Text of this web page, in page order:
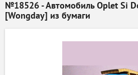
№18526 - Автомобиль Oplet Si
[Wongday] из бумаги